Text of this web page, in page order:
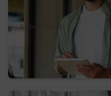
5 min. Paul D.
votre région ?